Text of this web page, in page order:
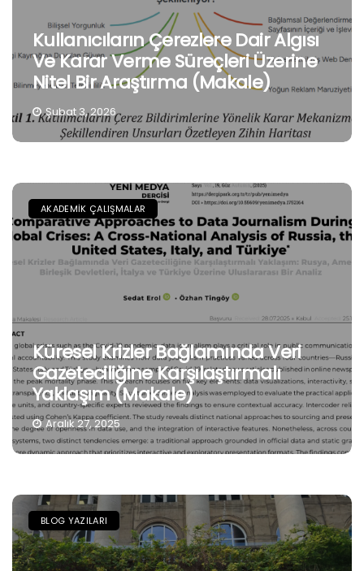
Kullanıcıların Çerezlere Dair Algısı
Ve Karar Verme Süreçleri Üzerine
Nitel Bir Araştırma (Makale)
Şubat 3, 2026
AKADEMIK ÇALIŞMALAR
Küresel Krizler Bağlamında Veri
Gazeteciliğine Karşılaştırmalı
Yaklaşım (Makale)
Aralık 27, 2025
BLOG YAZILARI